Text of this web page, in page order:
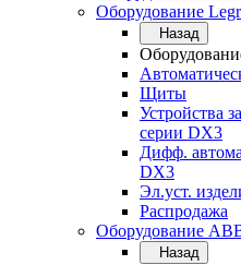
Оборудование
Назад
Щиты
Устройства
серии DX3
Дифф.
DX3
Эл.уст.
Распродажа
Оборудование
Назад